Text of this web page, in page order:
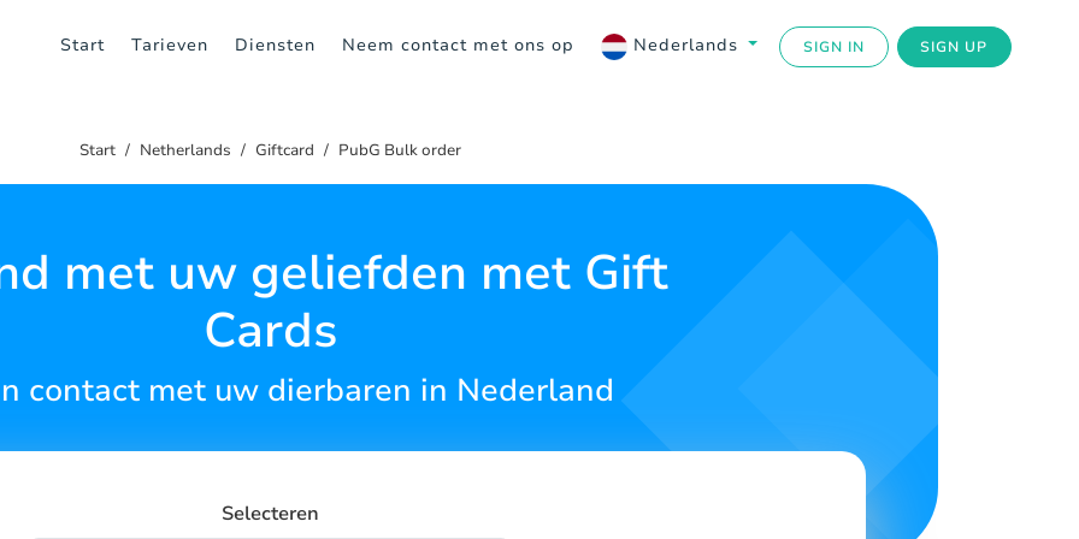
Start Tarieven Diensten Neem contact met ons op Nederlands SIGN IN SIGN UP
Start Netherlands Giftcard PubG Bulk order
met uw geliefden met Gift
Cards
contact met uw dierbaren in Nederland
Selecteren